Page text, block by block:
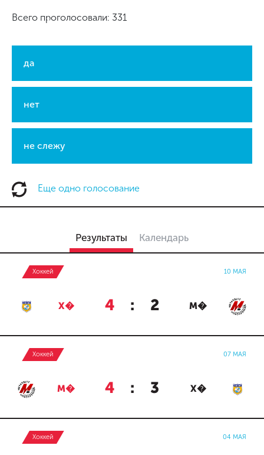
Всего проголосовали: 331
да
нет
не слежу
Еще одно голосование
Результаты Календарь
Хоккей 10 МАЯ
Х� 4 : 2 М�
Хоккей 07 МАЯ
М� 4 : 3 Х�
Хоккей 04 МАЯ